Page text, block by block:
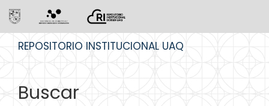
REPOSITORIO INSTITUCIONAL UAQ
Buscar